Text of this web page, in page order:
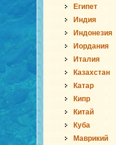
Египет
Индия
Индонезия
Иордания
Италия
Казахстан
Катар
Кипр
Китай
Куба
Маврикий